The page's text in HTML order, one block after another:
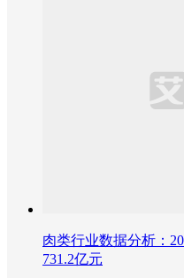
肉类行业数据分析：
731.2亿元